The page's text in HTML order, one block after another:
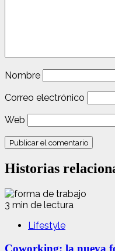
Nombre
Correo electrónico
Web
Historias
3 min de lectura
Lifestyle
Coworking: la nueva